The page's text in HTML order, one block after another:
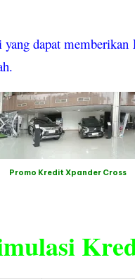
yang dapat memberikan
Promo Kredit Xpander Cross